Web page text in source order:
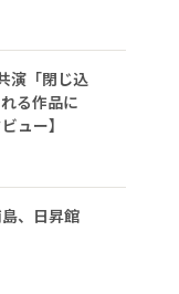
演「閉じ込
る作品に
ュー】
、日昇館